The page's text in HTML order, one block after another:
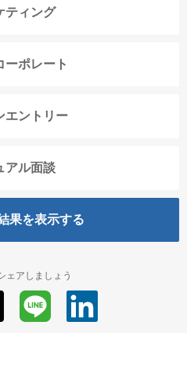
ティング
ーポレート
エントリー
アル面談
果を表示する
ェアしましょう